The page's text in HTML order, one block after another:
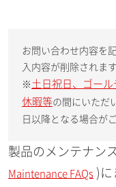
お問い合わせ内容を
入内容が削除されま
※ 土日祝日、ゴー
休暇等の間にいただ
日以降となる場合が
製品のメンテナン
Maintenance FAQs )に